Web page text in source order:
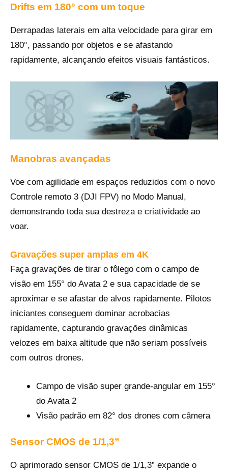
Drifts em 180° com um toque
Derrapadas laterais em alta velocidade para girar em
180°, passando por objetos e se afastando
rapidamente, alcançando efeitos visuais fantásticos.
Manobras avançadas
Voe com agilidade em espaços reduzidos com o novo
Controle remoto 3 (DJI FPV)‌ no Modo Manual,
demonstrando toda sua destreza e criatividade ao
voar‌.
Gravações super amplas em 4K
Faça gravações de tirar o fôlego com o campo de
visão em 155° do Avata 2 e sua capacidade de se
aproximar e se afastar de alvos rapidamente. Pilotos
iniciantes conseguem dominar acrobacias
rapidamente, capturando gravações dinâmicas
velozes em baixa altitude que não seriam possíveis
com outros drones.
Campo de visão super grande-angular em 155°
do Avata 2
Visão padrão em 82° dos drones com câmera‌
Sensor CMOS de 1/1,3”
O aprimorado sensor CMOS de 1/1,3” expande o